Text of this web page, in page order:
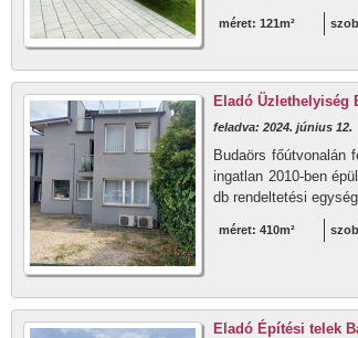
méret: 121m²
Eladó Üzlethelyiség
feladva: 2024. június 12.
Budaörs főútvonalán
ingatlan 2010-ben
db rendeltetési
méret: 410m²
Eladó Építési telek